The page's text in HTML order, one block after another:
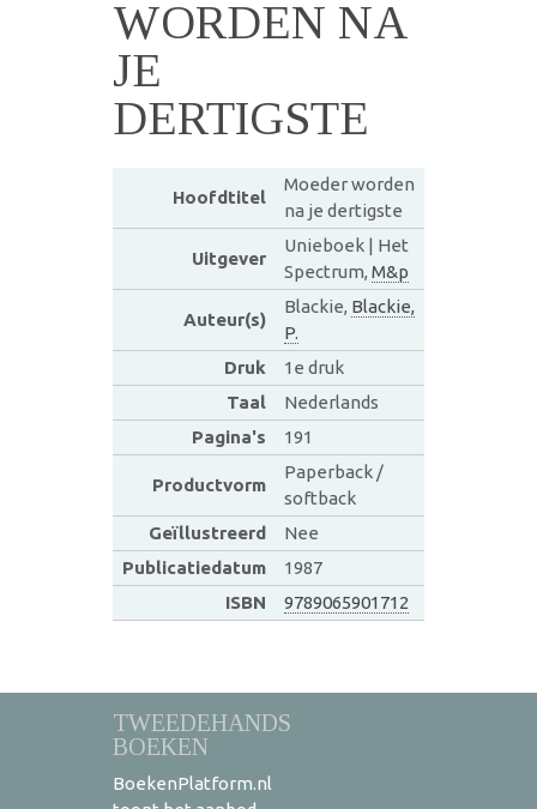
WORDEN NA
JE
DERTIGSTE
Hoofdtitel
Moeder worden
na je dertigste
Uitgever
Unieboek | Het
Spectrum, M&p
Auteur(s)
Blackie, Blackie,
P.
Druk
1e druk
Taal
Nederlands
Pagina's
191
Productvorm
Paperback /
softback
Geïllustreerd
Nee
Publicatiedatum
1987
ISBN
9789065901712
TWEEDEHANDS
BOEKEN
BoekenPlatform.nl